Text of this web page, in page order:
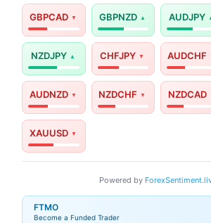
GBPCAD GBPNZD AUDJPY
NZDJPY CHFJPY AUDCHF
AUDNZD NZDCHF NZDCAD
XAUUSD
Powered by
FTMO
Become a Funded Trader